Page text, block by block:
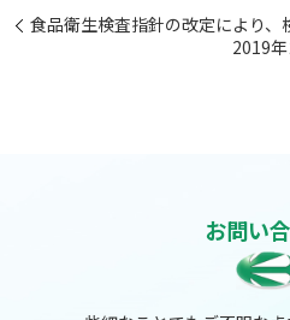
食品衛生検査指針の改定により、
2019
お問い